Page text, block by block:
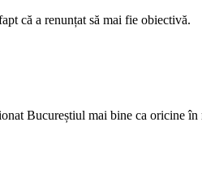
că a renunțat să mai fie obiectivă.
Bucureștiul mai bine ca oricine în